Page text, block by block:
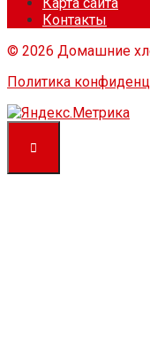
Контакты
© 2026 Домашние
Политика